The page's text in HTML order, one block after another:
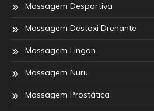
Massagem Desportiva
Massagem Destoxi Drenante
Massagem Lingan
Massagem Nuru
Massagem Prostática